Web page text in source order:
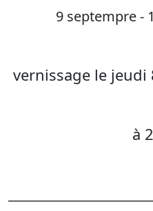
9 septempre -
vernissage le
à